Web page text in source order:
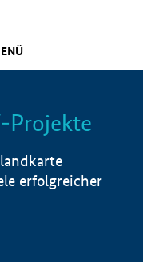
Info
Projekte
erfolgreicher